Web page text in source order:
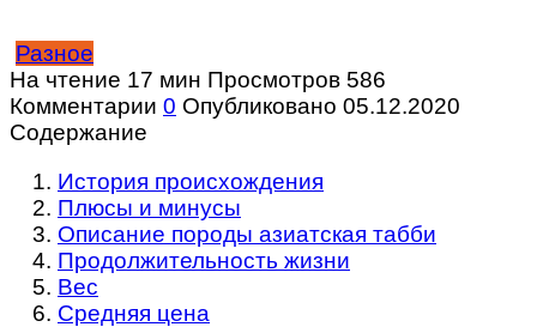
Разное
На чтение 17 мин Просмотров 586
Комментарии 0 Опубликовано 05.12.2020
Содержание
История происхождения
Плюсы и минусы
Описание породы азиатская табби
Продолжительность жизни
Вес
Средняя цена